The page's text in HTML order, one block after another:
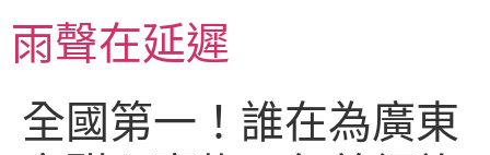
至
主雨聲在延遲
全國第一！誰在為廣東